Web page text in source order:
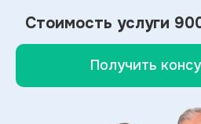
Стоимость услуги
Получить